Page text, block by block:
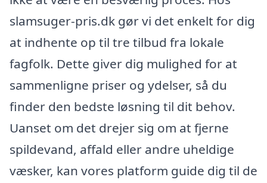
slamsuger-pris.dk gør vi det enkelt for dig
at indhente op til tre tilbud fra lokale
fagfolk. Dette giver dig mulighed for at
sammenligne priser og ydelser, så du
finder den bedste løsning til dit behov.
Uanset om det drejer sig om at fjerne
spildevand, affald eller andre uheldige
væsker, kan vores platform guide dig til de